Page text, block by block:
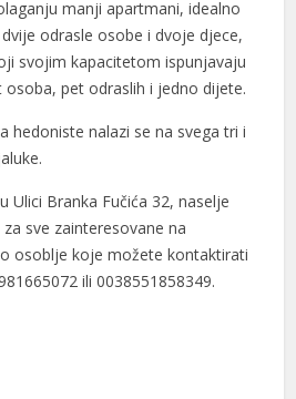
manji apartmani, idealno
odrasle osobe i dvoje djece,
svojim kapacitetom ispunjavaju
pet odraslih i jedno dijete.
hedoniste nalazi se na svega tri i
Ulici Branka Fučića 32, naselje
sve zainteresovane na
osoblje koje možete kontaktirati
ili 0038551858349.